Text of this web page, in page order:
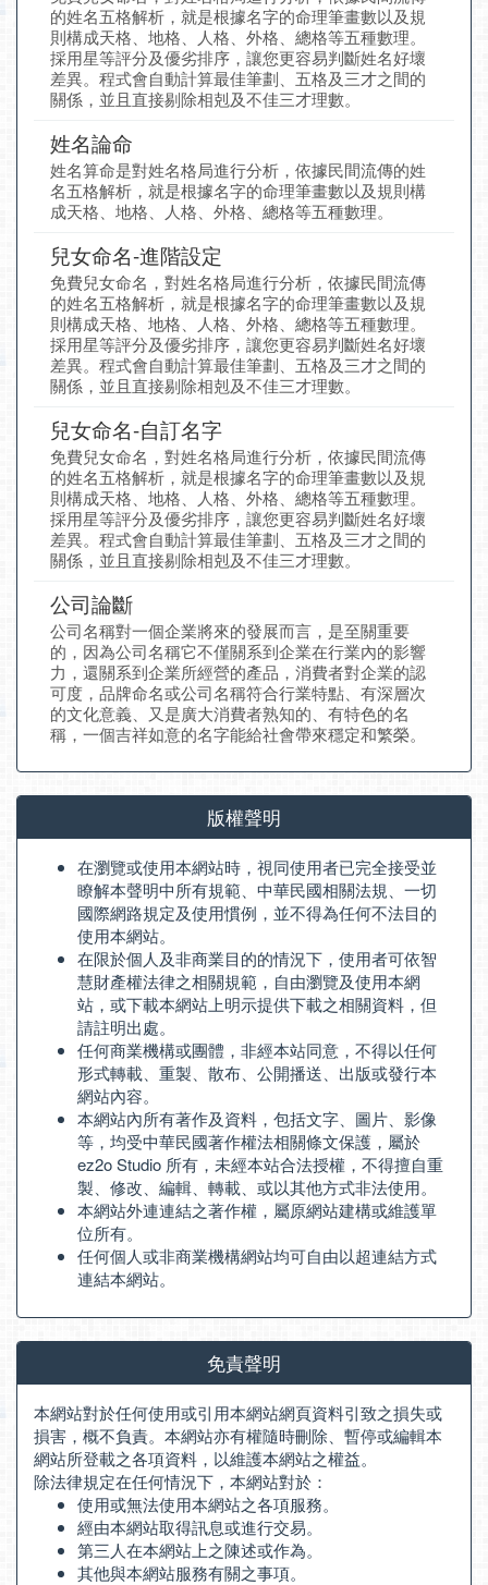
的姓名五格解析，就是根據名字的命理筆畫數以及規
則構成天格、地格、人格、外格、總格等五種數理。
採用星等評分及優劣排序，讓您更容易判斷姓名好壞
差異。程式會自動計算最佳筆劃、五格及三才之間的
關係，並且直接剔除相剋及不佳三才理數。
姓名論命
姓名算命是對姓名格局進行分析，依據民間流傳的姓
名五格解析，就是根據名字的命理筆畫數以及規則構
成天格、地格、人格、外格、總格等五種數理。
兒女命名-進階設定
免費兒女命名，對姓名格局進行分析，依據民間流傳
的姓名五格解析，就是根據名字的命理筆畫數以及規
則構成天格、地格、人格、外格、總格等五種數理。
採用星等評分及優劣排序，讓您更容易判斷姓名好壞
差異。程式會自動計算最佳筆劃、五格及三才之間的
關係，並且直接剔除相剋及不佳三才理數。
兒女命名-自訂名字
免費兒女命名，對姓名格局進行分析，依據民間流傳
的姓名五格解析，就是根據名字的命理筆畫數以及規
則構成天格、地格、人格、外格、總格等五種數理。
採用星等評分及優劣排序，讓您更容易判斷姓名好壞
差異。程式會自動計算最佳筆劃、五格及三才之間的
關係，並且直接剔除相剋及不佳三才理數。
公司論斷
公司名稱對一個企業將來的發展而言，是至關重要
的，因為公司名稱它不僅關系到企業在行業內的影響
力，還關系到企業所經營的產品，消費者對企業的認
可度，品牌命名或公司名稱符合行業特點、有深層次
的文化意義、又是廣大消費者熟知的、有特色的名
稱，一個吉祥如意的名字能給社會帶來穩定和繁榮。
版權聲明
在瀏覽或使用本網站時，視同使用者已完全接受並
瞭解本聲明中所有規範、中華民國相關法規、一切
國際網路規定及使用慣例，並不得為任何不法目的
使用本網站。
在限於個人及非商業目的的情況下，使用者可依智
慧財產權法律之相關規範，自由瀏覽及使用本網
站，或下載本網站上明示提供下載之相關資料，但
請註明出處。
任何商業機構或團體，非經本站同意，不得以任何
形式轉載、重製、散布、公開播送、出版或發行本
網站內容。
本網站內所有著作及資料，包括文字、圖片、影像
等，均受中華民國著作權法相關條文保護，屬於
ez2o Studio 所有，未經本站合法授權，不得擅自重
製、修改、編輯、轉載、或以其他方式非法使用。
本網站外連連結之著作權，屬原網站建構或維護單
位所有。
任何個人或非商業機構網站均可自由以超連結方式
連結本網站。
免責聲明
本網站對於任何使用或引用本網站網頁資料引致之損失或
損害，概不負責。本網站亦有權隨時刪除、暫停或編輯本
網站所登載之各項資料，以維護本網站之權益。
除法律規定在任何情況下，本網站對於：
使用或無法使用本網站之各項服務。
經由本網站取得訊息或進行交易。
第三人在本網站上之陳述或作為。
其他與本網站服務有關之事項。